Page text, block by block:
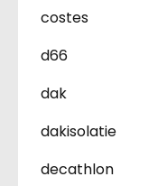
costes
d66
dak
dakisolatie
decathlon